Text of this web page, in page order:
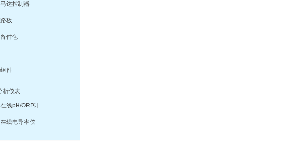
达控制器
板
件包
件
析仪表
线pH/ORP计
线电导率仪